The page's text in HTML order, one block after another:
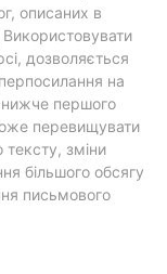
описаних в
Використовувати
дозволяється
на
першого
перевищувати
тексту, зміни
більшого обсягу
письмового